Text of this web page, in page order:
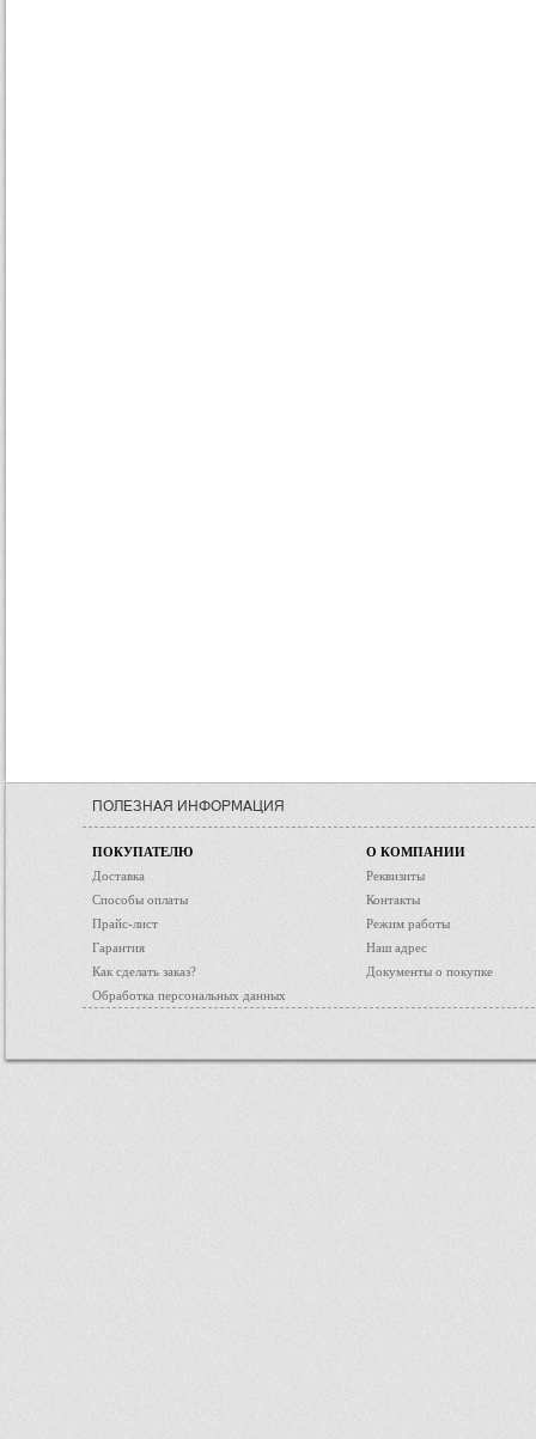
ПОЛЕЗНАЯ ИНФОРМАЦИЯ
ПОКУПАТЕЛЮ
Доставка
Способы оплаты
Прайс-лист
Гарантия
Как сделать заказ?
Обработка персональных данных
О КОМПАНИИ
Реквизиты
Контакты
Режим работы
Наш адрес
Документы о покупке